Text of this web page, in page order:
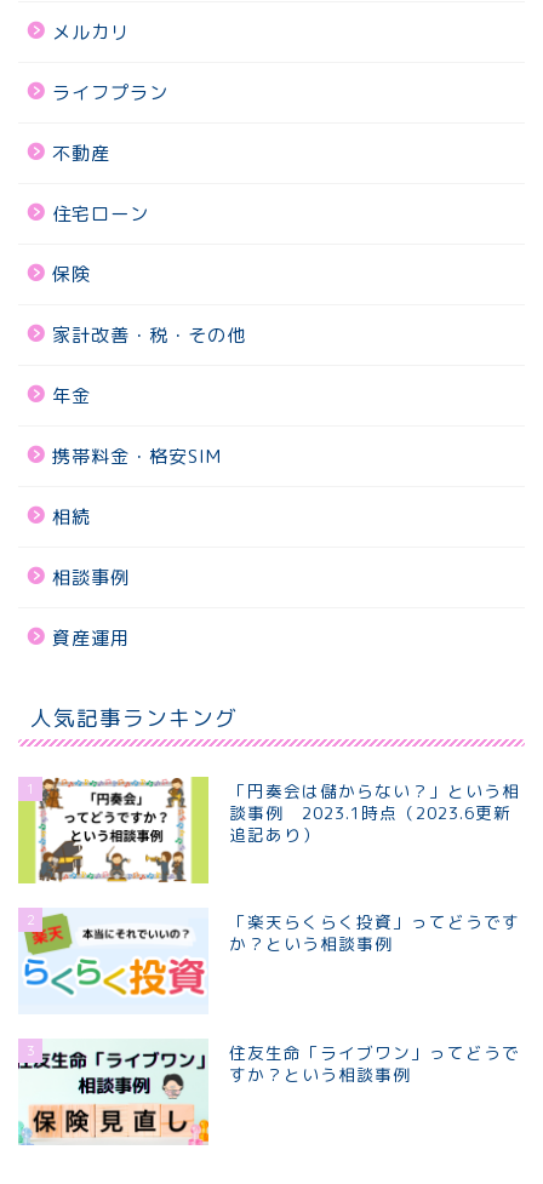
メルカリ
ライフプラン
不動産
住宅ローン
保険
家計改善・税・その他
年金
携帯料金・格安SIM
相続
相談事例
資産運用
人気記事ランキング
1
「円奏会は儲からない？」という相
談事例 2023.1時点（2023.6更新
追記あり）
2
「楽天らくらく投資」ってどうです
か？という相談事例
3
住友生命「ライブワン」ってどうで
すか？という相談事例